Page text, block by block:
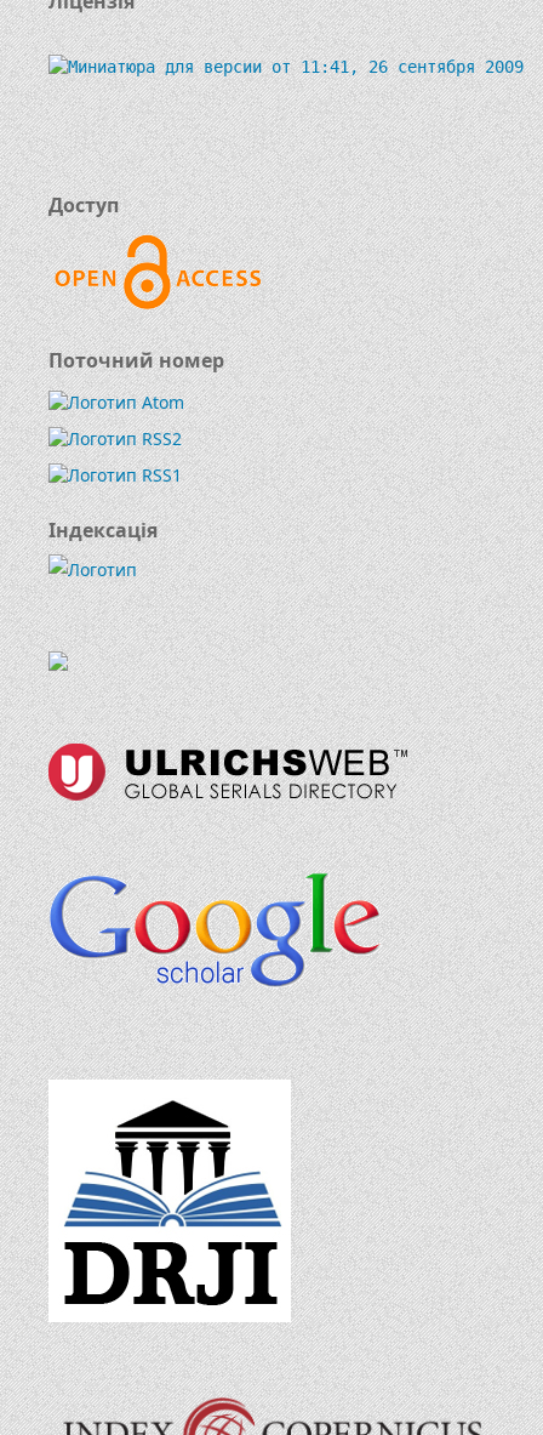
Доступ
Поточний номер
Індексація